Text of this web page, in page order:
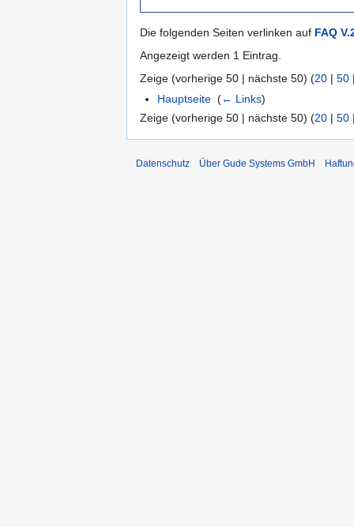
Die folgenden Seiten verlinken auf FAQ
Angezeigt werden 1 Eintrag.
Zeige (vorherige 50 | nächste 50) (20 | 50
Hauptseite ‎(← Links)
Zeige (vorherige 50 | nächste 50) (20 | 50
Datenschutz Über Gude Systems GmbH